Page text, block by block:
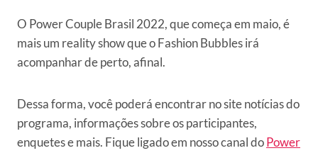
O Power Couple Brasil 2022, que começa em maio, é
mais um reality show que o Fashion Bubbles irá
acompanhar de perto, afinal.
Dessa forma, você poderá encontrar no site notícias do
programa, informações sobre os participantes,
enquetes e mais. Fique ligado em nosso canal doPower